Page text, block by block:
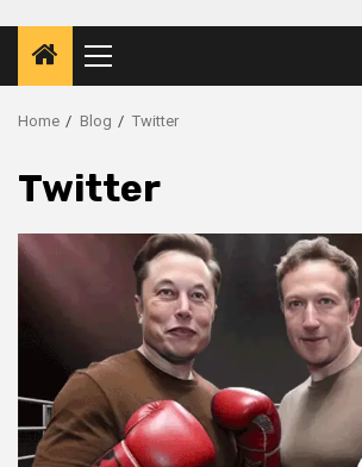
Primary
Menu
Home Blog Twitter
Twitter